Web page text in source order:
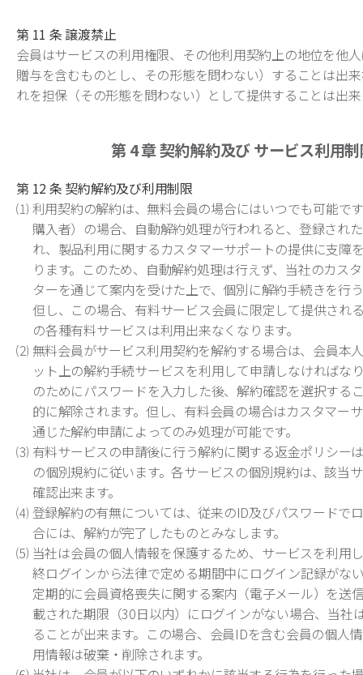
第 11 条 譲渡禁止
会員はサービスの利用権限、その他利用契約上の地位を他
贈与を含むものとし、その形態を問わない）することは出
れを担保（その形態を問わない）として提供することは出
第 4 章契約解約及びサービス利用
第 12 条 契約解約及び利用制限
⑴ 利用契約の解約は、無料会員の場合にはいつでも可能で
購入者）の場合、自動解約処理が行われると、登録され
れ、製品利用に関するカスタマーサポートの提供に支障
ります。このため、自動解約処理は行えず、当社のカス
ターを通じて案内を受けた上で、個別に解約手続きを行
但し、この場合、有料サービス会員に限定して提供され
の各種有料サービスは利用出来なくなります。
⑵ 無料会員がサービス利用契約を解約する場合は、会員本
ット上の解約手続サービスを利用して申請しなければな
のためにパスワードを入力した後、解約確認を選択する
的に解除されます。但し、有料会員の場合はカスタマー
通じた解約申請によってのみ処理が可能です。
⑶ 有料サービスの申請後に行う解約に関する返金ポリシー
の個別規約に従います。各サービスの個別規約は、該当
確認出来ます。
⑷ 登録解約の有無については、従来のID及びパスワードで
合には、解約が完了したものとみなします。
⑸ 当社は会員の個人情報を保護するため、サービスを利用
終ログインから法律で定める期間中にログイン記録がな
定期的に会員資格喪失に関する案内（電子メール）を送
載された期限（30日以内）にログインがない場合、当社
ることが出来ます。この場合、会員IDを含む会員の個人
用情報は破棄・削除されます。